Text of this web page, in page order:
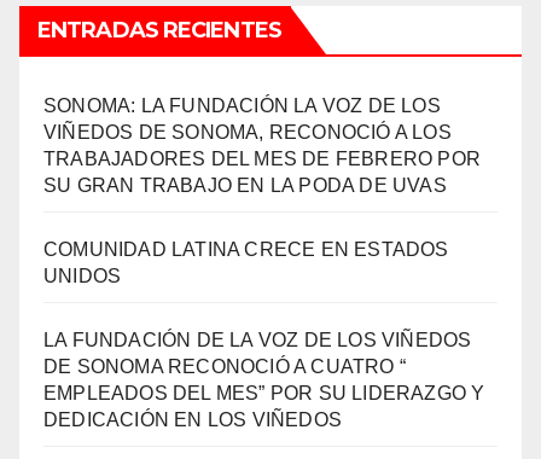
ENTRADAS RECIENTES
SONOMA: LA FUNDACIÓN LA VOZ DE LOS
VIÑEDOS DE SONOMA, RECONOCIÓ A LOS
TRABAJADORES DEL MES DE FEBRERO POR
SU GRAN TRABAJO EN LA PODA DE UVAS
COMUNIDAD LATINA CRECE EN ESTADOS
UNIDOS
LA FUNDACIÓN DE LA VOZ DE LOS VIÑEDOS
DE SONOMA RECONOCIÓ A CUATRO “
EMPLEADOS DEL MES” POR SU LIDERAZGO Y
DEDICACIÓN EN LOS VIÑEDOS